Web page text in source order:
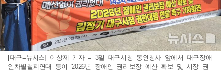
[대구=뉴시스] 이상제 기자 = 3일 대구시청 동인청사 앞에서 대구장애
인차별철폐연대 등이 '2026년 장애인 권리보장 예산 확보 및 시장 권